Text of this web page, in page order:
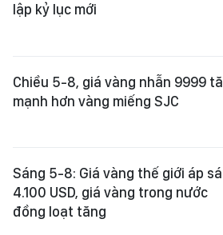
lập kỷ lục mới
Chiều 5-8, giá vàng nhẫn 9999
mạnh hơn vàng miếng SJC
Sáng 5-8: Giá vàng thế giới áp
4.100 USD, giá vàng trong nước
đồng loạt tăng